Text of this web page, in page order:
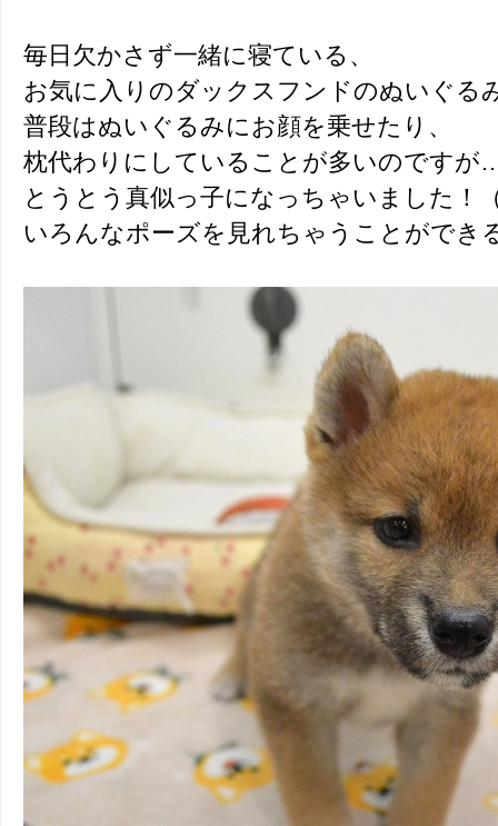
毎日欠かさず一緒に寝ている、
お気に入りのダックスフンドのぬいぐる
普段はぬいぐるみにお顔を乗せたり、
枕代わりにしていることが多いのですが
とうとう真似っ子になっちゃいました！
いろんなポーズを見れちゃうことができ